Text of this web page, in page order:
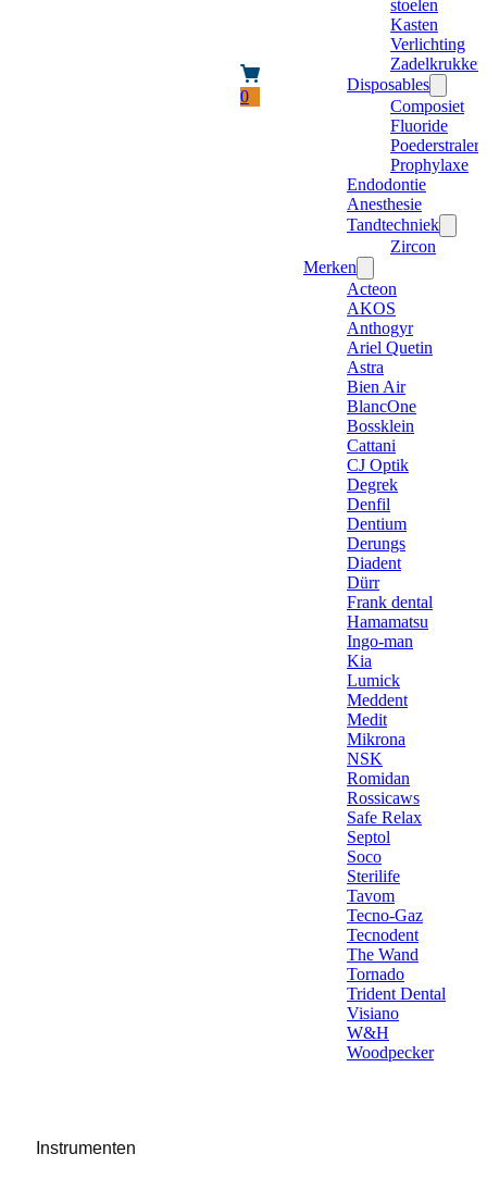
0
stoelen
Kasten
Verlichting
Zadelkrukken
Disposables
Composiet
Fluoride
Poederstraler
Prophylaxe
Endodontie
Anesthesie
Tandtechniek
Zircon
Merken
Acteon
AKOS
Anthogyr
Ariel Quetin
Astra
Bien Air
BlancOne
Bossklein
Cattani
CJ Optik
Degrek
Denfil
Dentium
Derungs
Diadent
Dürr
Frank dental
Hamamatsu
Ingo-man
Kia
Lumick
Meddent
Medit
Mikrona
NSK
Romidan
Rossicaws
Safe Relax
Septol
Soco
Sterilife
Tavom
Tecno-Gaz
Tecnodent
The Wand
Tornado
Trident Dental
Visiano
W&H
Woodpecker
Instrumenten